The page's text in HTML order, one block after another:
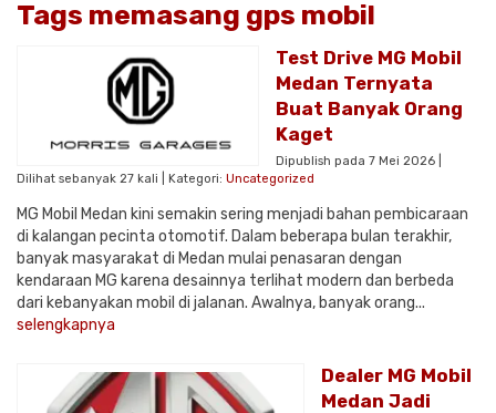
Tags memasang gps mobil
Test Drive MG Mobil
Medan Ternyata
Buat Banyak Orang
Kaget
Dipublish pada 7 Mei 2026 |
Dilihat sebanyak 27 kali | Kategori: Uncategorized
MG Mobil Medan kini semakin sering menjadi bahan pembicaraan
di kalangan pecinta otomotif. Dalam beberapa bulan terakhir,
banyak masyarakat di Medan mulai penasaran dengan
kendaraan MG karena desainnya terlihat modern dan berbeda
dari kebanyakan mobil di jalanan. Awalnya, banyak orang...
selengkapnya
Dealer MG Mobil
Medan Jadi